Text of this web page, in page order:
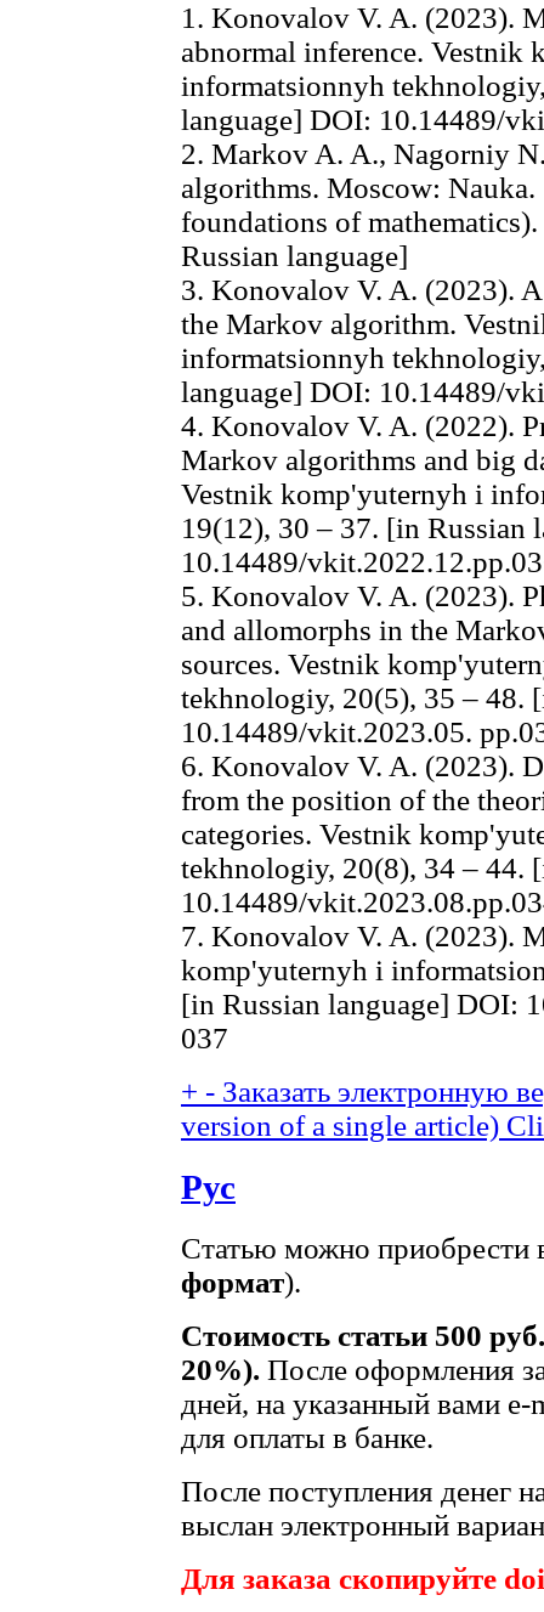
1. Konovalov V. A. (2023).
abnormal inference. Vestnik
informatsionnyh
language] DOI: 10.14489/
2. Markov A. A., Nagorniy
algorithms. Moscow:
foundations of
Russian language]
3. Konovalov V. A. (2023).
the Markov algorithm.
informatsionnyh
language] DOI: 10.14489/
4. Konovalov V. A. (2022).
Markov algorithms and big
Vestnik komp'yuternyh i
19(12), 30 – 37. [in Russian
10.14489/
5. Konovalov V. A. (2023).
and allomorphs in the
sources. Vestnik
tekhnologiy, 20(5), 35 – 48.
10.14489/vkit.2023.05.
6. Konovalov V. A. (2023).
from the position of the
categories. Vestnik
tekhnologiy, 20(8), 34 – 44.
10.14489/
7. Konovalov V. A. (2023).
komp'yuternyh i
[in Russian language] DOI:
037
+ - Заказать электронную
version of a single article)
Рус
Статью можно приобрести
формат).
Стоимость статьи 500
20%). После оформления
дней, на указанный вами e-
для оплаты в банке.
После поступления денег
выслан электронный
Для заказа скопируйте